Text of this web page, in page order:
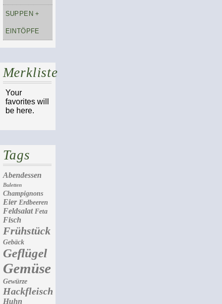
SUPPEN +
EINTÖPFE
Merkliste
Your
favorites will
be here.
Tags
Abendessen
Buletten
Champignons
Eier Erdbeeren
Feldsalat Feta
Fisch
Frühstück
Gebäck
Geflügel
Gemüse
Gewürze
Hackfleisch
Huhn